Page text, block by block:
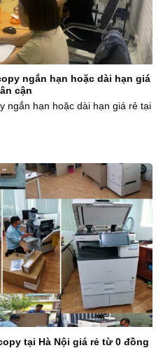
ngắn hạn hoặc dài hạn giá
cận
ngắn hạn hoặc dài hạn giá rẻ tại
tại Hà Nội giá rẻ từ 0 đồng